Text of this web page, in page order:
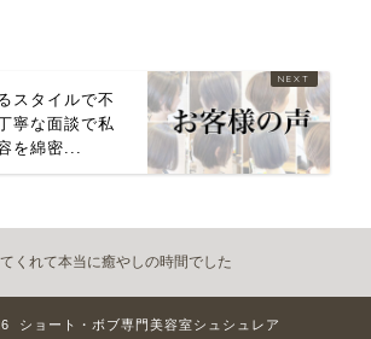
スタイルで不
寧な面談で私
を綿密...
くれて本当に癒やしの時間でした
ショート・ボブ専門美容室シュシュレア